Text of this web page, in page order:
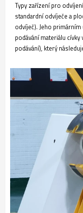
Typy zařízení pro
standardní odvíječe a
odvíječ). Jeho
podávání materiálu
podávání), který